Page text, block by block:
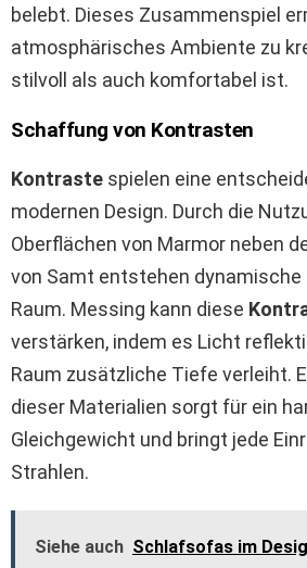
belebt. Dieses Zusammenspiel
atmosphärisches Ambiente zu
stilvoll als auch komfortabel ist.
Schaffung von Kontrasten
Kontraste spielen eine
modernen Design. Durch die
Oberflächen von Marmor neben
von Samt entstehen dynamische
Raum. Messing kann diese
verstärken, indem es Licht
Raum zusätzliche Tiefe verleiht.
dieser Materialien sorgt für ein
Gleichgewicht und bringt jede
Strahlen.
Siehe auch Schlafsofas im